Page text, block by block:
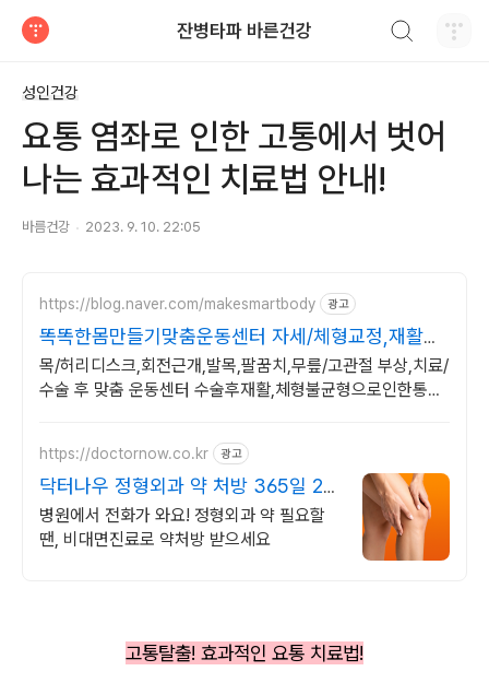
잔병타파 바른건강
성인건강
요통 염좌로 인한 고통에서 벗어
나는 효과적인 치료법 안내!
바름건강 2023. 9. 10. 22:05
https://blog.naver.com/makesmartbody 광고
똑똑한몸만들기맞춤운동센터 자세/체형교정,재활운
동 전문
목/허리디스크,회전근개,발목,팔꿈치,무릎/고관절 부상,치료/
수술 후 맞춤 운동센터 수술후재활,체형불균형으로인한통증
https://doctornow.co.kr 광고
닥터나우 정형외과 약 처방 365일 24
시간 진료가능
병원에서 전화가 와요! 정형외과 약 필요할
땐, 비대면진료로 약처방 받으세요
고통탈출! 효과적인 요통 치료법!